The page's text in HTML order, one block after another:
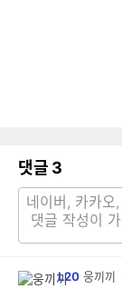
댓글 3
L20 웅끼끼